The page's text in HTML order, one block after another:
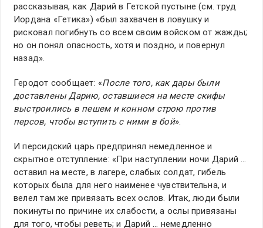
рассказывая, как Дарий в Гетской пустыне (см. труд
Иордана «Гетика») «был захвачен в ловушку и
рисковал погибнуть со всем своим войском от жажды;
но он понял опасность, хотя и поздно, и повернул
назад».
Геродот сообщает: «После того, как дары были
доставлены Дарию, оставшиеся на месте скифы
выстроились в пешем и конном строю против
персов, чтобы вступить с ними в бой».
И персидский царь предпринял немедленное и
скрытное отступление: «При наступлении ночи Дарий …
оставил на месте, в лагере, слабых солдат, гибель
которых была для него наименее чувствительна, и
велел там же привязать всех ослов. Итак, люди были
покинуты по причине их слабости, а ослы привязаны
для того, чтобы реветь; и Дарий … немедленно